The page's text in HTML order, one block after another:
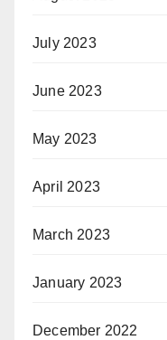
July 2023
June 2023
May 2023
April 2023
March 2023
January 2023
December 2022